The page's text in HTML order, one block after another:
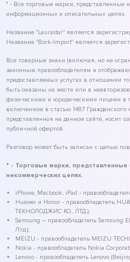
* - Все торговые марки, представленные
информационных и описательных целях.
Название "Laurastar" является
Название "Bork-Import" является
Все товарные знаки (включая, но не
законным правообладателям и
предоставляемых услугах в отношении
быть оказаны на месте или в
физическими и юридическими лицами в
включенном в статью 1487
представленная на данном сайте, носит
публичной офертой.
Разговор может быть записан с целью
* - Торговые марки, представленные
некоммерческих целях.
iPhone, Macbook, iPad -
Huawei и Honor - правообладатель
ТЕКНОЛОДЖИС КО., ЛТД.);
Samsung – правообладатель Samsung
Лтд.);
MEIZU - правообладатель MEIZU
Nokia - правообладатель Nokia
Lenovo - правообладатель Lenovo